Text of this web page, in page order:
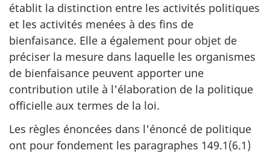
établit la distinction entre les activités politiques
et les activités menées à des fins de
bienfaisance. Elle a également pour objet de
préciser la mesure dans laquelle les organismes
de bienfaisance peuvent apporter une
contribution utile à l'élaboration de la politique
officielle aux termes de la loi.
Les règles énoncées dans l'énoncé de politique
ont pour fondement les paragraphes 149.1(6.1)